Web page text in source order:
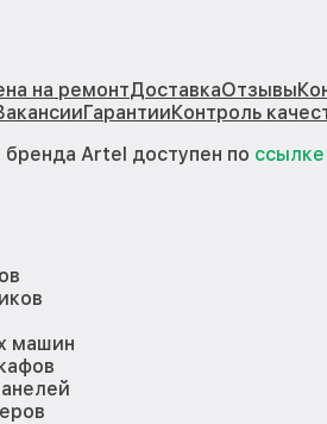
на ремонтДоставкаОтзывы
ГарантииКонтроль
Artel доступен по ссылке
машин